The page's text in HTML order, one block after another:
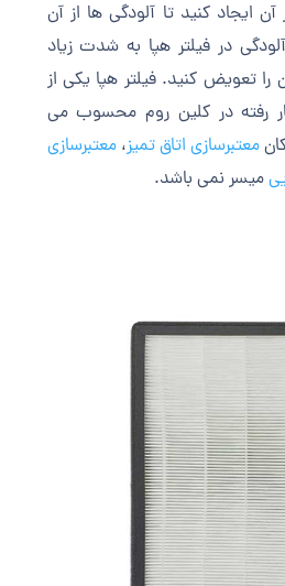
ایجاد کنید تا آلودگی ها از آن
در فیلتر هپا به شدت زیاد
تعویض کنید. فیلتر هپا یکی از
رفته در کلین روم محسوب می
معتبرسازی اتاق تمیز،معتبرسازی
میسر نمی باشد.